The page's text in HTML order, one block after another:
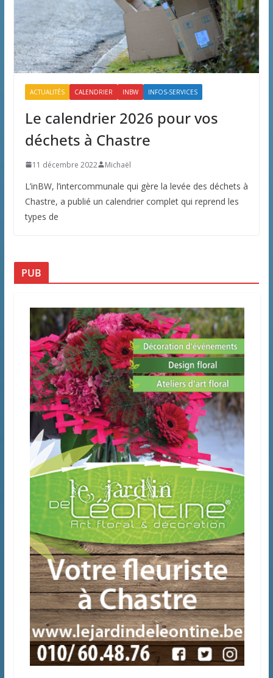
ACTUALITÉS CALENDRIER INBW INFOS-SERVICES
Le calendrier 2026 pour vos
déchets à Chastre
11 décembre 2022 Michaël
L’inBW, l’intercommunale qui gère la levée des déchets à
Chastre, a publié un calendrier complet qui reprend les
types de
PUB